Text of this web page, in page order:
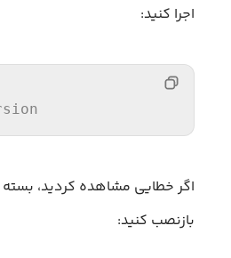
اجرا کنید:
اگر خطایی مشاهده کردید،
بازنصب کنید: